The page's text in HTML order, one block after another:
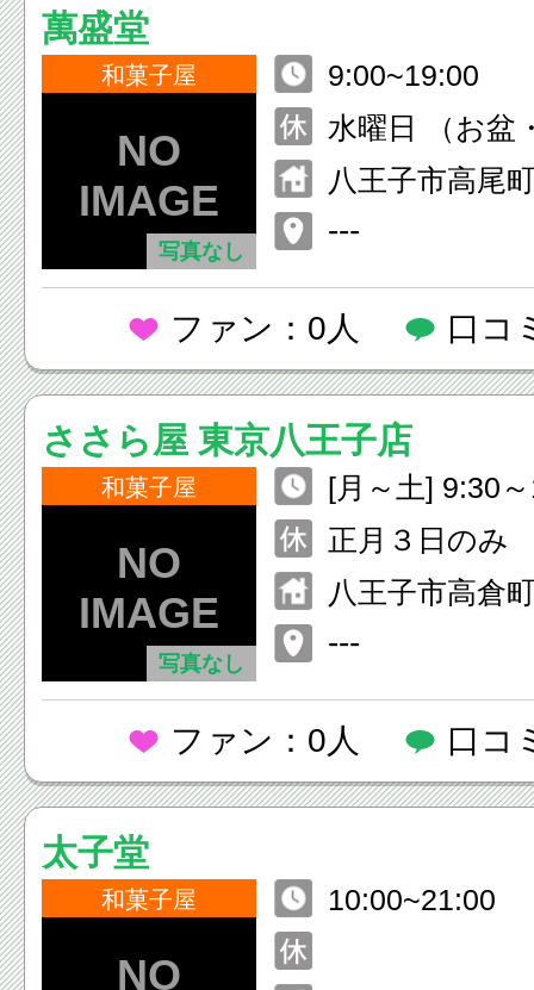
萬盛堂
和菓子屋
写真なし
9:00~19:00
水曜日 （お盆
日は営業）
八王子市高尾
---
ファン：0人 口コ
ささら屋 東京八王子店
和菓子屋
写真なし
[月～土] 9:30
祝] 9:30～
正月３日のみ
八王子市高倉
---
ファン：0人 口コ
太子堂
和菓子屋 10:00~21:00